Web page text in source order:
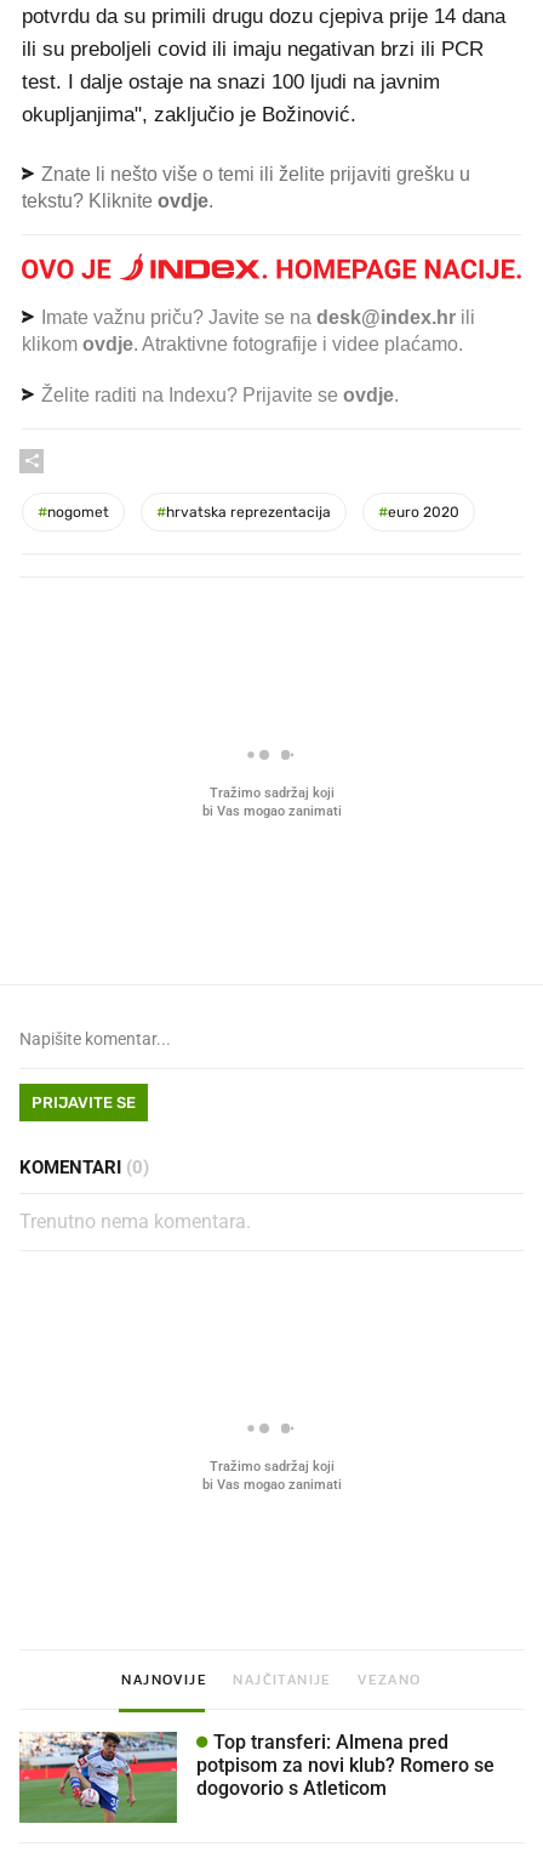
potvrdu da su primili drugu dozu cjepiva prije 14 dana
ili su preboljeli covid ili imaju negativan brzi ili PCR
test. I dalje ostaje na snazi 100 ljudi na javnim
okupljanjima", zaključio je Božinović.
Znate li nešto više o temi ili želite prijaviti grešku u
tekstu? Kliknite ovdje.
Imate važnu priču? Javite se na desk@index.hr ili
klikom ovdje. Atraktivne fotografije i videe plaćamo.
Želite raditi na Indexu? Prijavite se ovdje.
#nogomet #hrvatska reprezentacija #euro 2020
PRIJAVITE SE
KOMENTARI (0)
Trenutno nema komentara.
NAJNOVIJE NAJČITANIJE VEZANO
Top transferi: Almena pred
potpisom za novi klub? Romero se
dogovorio s Atleticom